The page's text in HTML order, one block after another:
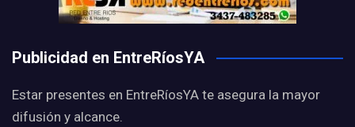
Publicidad en EntreRíosYA
Estar presentes en EntreRíosYA te asegura la mayor
difusión y alcance.